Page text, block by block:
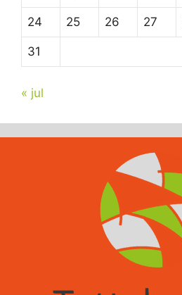
24 25 26 27
31
« jul